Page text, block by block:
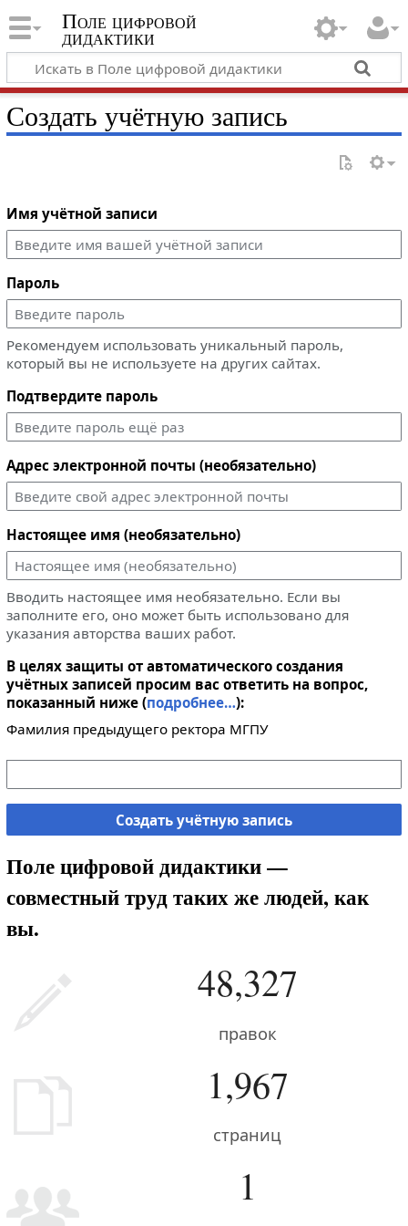
Поле цифровой
дидактики
Создать учётную запись
Имя учётной записи
Пароль
Рекомендуем использовать уникальный пароль,
который вы не используете на других сайтах.
Подтвердите пароль
Адрес электронной почты (необязательно)
Настоящее имя (необязательно)
Вводить настоящее имя необязательно. Если вы
заполните его, оно может быть использовано для
указания авторства ваших работ.
В целях защиты от автоматического создания
учётных записей просим вас ответить на вопрос,
показанный ниже (подробнее…):
Фамилия предыдущего ректора МГПУ
Создать учётную запись
Поле цифровой дидактики —
совместный труд таких же людей, как
вы.
48,327
правок
1,967
страниц
1